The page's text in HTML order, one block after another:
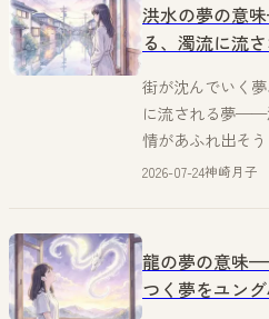
洪水の夢の意
る、濁流に流
街が沈んでいく
に流される夢——
情があふれ出そ
ん。神崎月子が
2026-07-24神崎月子
龍の夢の意味
つく夢をユン